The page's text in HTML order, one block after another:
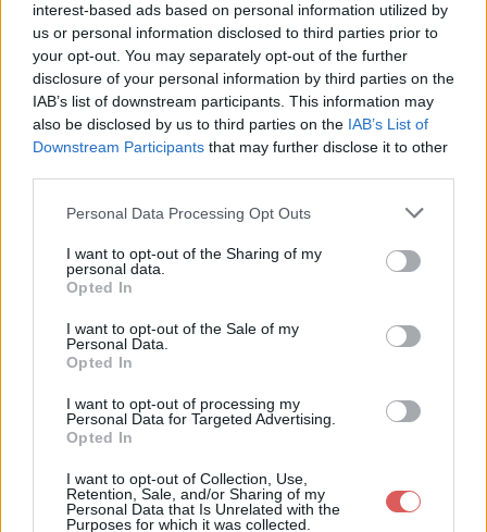
interest-based ads based on personal information utilized by
us or personal information disclosed to third parties prior to
your opt-out. You may separately opt-out of the further
disclosure of your personal information by third parties on the
IAB’s list of downstream participants. This information may
also be disclosed by us to third parties on the IAB’s List of
Downstream Participants that may further disclose it to other
Personal Data Processing Opt Outs
I want to opt-out of the Sharing of my
personal data.
Opted In
I want to opt-out of the Sale of my
Personal Data.
Opted In
I want to opt-out of processing my
Personal Data for Targeted Advertising.
Opted In
I want to opt-out of Collection, Use,
Retention, Sale, and/or Sharing of my
Personal Data that Is Unrelated with the
Purposes for which it was collected.
Partager le fichier
X2Download.app - CHIRAC - Je
serai le président de tous les
Français (samba remix ) (128
kbps).mp3 sur le Web et les
réseaux sociaux:
Télécharger le fichier X2Downlo
ad.app - CHIRAC - Je serai le pré
sident de tous les Français (sam